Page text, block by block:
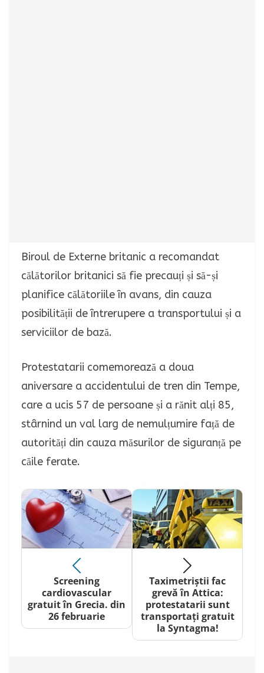
Biroul de Externe britanic a recomandat
călătorilor britanici să fie precauți și să-și
planifice călătoriile în avans, din cauza
posibilității de întrerupere a transportului și a
serviciilor de bază.
Protestatarii comemorează a doua
aniversare a accidentului de tren din Tempe,
care a ucis 57 de persoane și a rănit alți 85,
stârnind un val larg de nemulțumire față de
autorități din cauza măsurilor de siguranță pe
căile ferate.
Screening
cardiovascular
gratuit în Grecia. din
26 februarie
Taximetriștii fac
grevă în Attica:
protestatarii sunt
transportați gratuit
la Syntagma!